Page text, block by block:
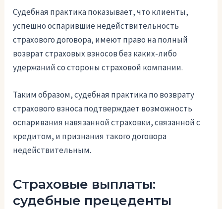
Судебная практика показывает, что клиенты,
успешно оспарившие недействительность
страхового договора, имеют право на полный
возврат страховых взносов без каких-либо
удержаний со стороны страховой компании.
Таким образом, судебная практика по возврату
страхового взноса подтверждает возможность
оспаривания навязанной страховки, связанной с
кредитом, и признания такого договора
недействительным.
Страховые выплаты:
судебные прецеденты